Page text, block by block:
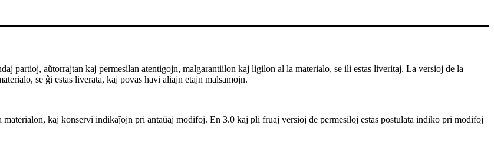
partioj, aŭtorrajtan kaj permesilan atentigojn, malgarantiilon kaj ligilon al la materialo, se ili estas liveritaj. La versioj de la
se ĝi estas liverata, kaj povas havi aliajn etajn malsamojn.
kaj konservi indikaĵojn pri antaŭaj modifoj. En 3.0 kaj pli fruaj versioj de permesiloj estas postulata indiko pri modifoj